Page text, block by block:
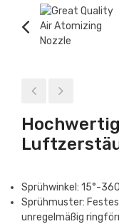
Sprühwinkel: 15°-
Sprühmuster:
unregelmäßig